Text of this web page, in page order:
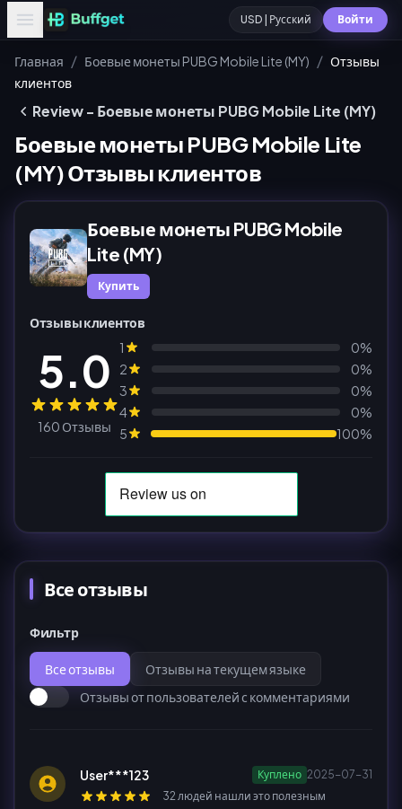
USD | Русский Войти
Главная / Боевые монеты PUBG Mobile Lite (MY) / Отзывы
клиентов
Review - Боевые монеты PUBG Mobile Lite (MY)
Боевые монеты PUBG Mobile Lite
(MY) Отзывы клиентов
Боевые монеты PUBG Mobile
Lite (MY)
Купить
Отзывы клиентов
5.0
160 Отзывы
1
0%
2
0%
3
0%
4
0%
5
100%
Все отзывы
Фильтр
Все отзывы
Отзывы на текущем языке
Отзывы от пользователей с комментариями
User***123 Куплено 2025-07-31
32 людей нашли это полезным